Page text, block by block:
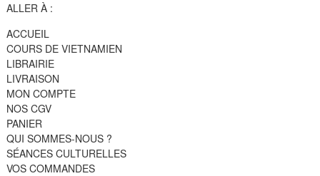
ALLER À :
ACCUEIL
COURS DE VIETNAMIEN
LIBRAIRIE
LIVRAISON
MON COMPTE
NOS CGV
PANIER
QUI SOMMES-NOUS ?
SÉANCES CULTURELLES
VOS COMMANDES